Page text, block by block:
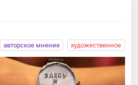
авторское мнение художественное